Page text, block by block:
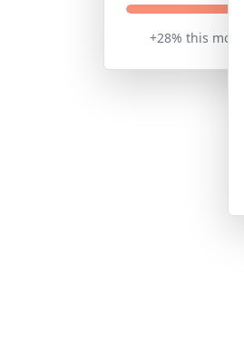
+28% this month